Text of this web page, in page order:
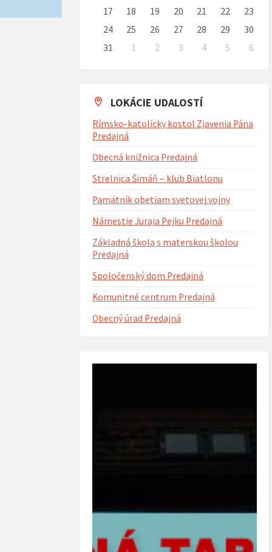
17
18 19 20 21 22
23
24
25 26 27 28 29
30
31
1 2 3 4 5
6
na
dni
LOKÁCIE UDALOSTÍ
Rímsko-katolícky kostol Zjavenia Pána
Predajná
Obecná knižnica Predajná
Strelnica Šimáň – klub Biatlonu
Pamätník obetiam svetovej vojny
Námestie Juraja Pejku Predajná
Základná škola s materskou školou
Predajná
Spoločenský dom Predajná
Komunitné centrum Predajná
Obecný úrad Predajná